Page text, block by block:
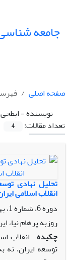
جامعه
صفحه اصلی
نویسنده =
تعداد مقالات:
4
تحلیل نهادی
انقلاب اسلامی
دوره 6، شماره 1، بهار 1404، صفحه
روزبه پرهام
چکیده انقلاب
توسعه ایران، نه